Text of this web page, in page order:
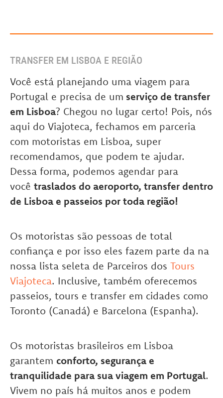
TRANSFER EM LISBOA E REGIÃO
Você está planejando uma viagem para
Portugal e precisa de um serviço de transfer
em Lisboa? Chegou no lugar certo! Pois, nós
aqui do Viajoteca, fechamos em parceria
com motoristas em Lisboa, super
recomendamos, que podem te ajudar.
Dessa forma, podemos agendar para
você traslados do aeroporto, transfer dentro
de Lisboa e passeios por toda região!
Os motoristas são pessoas de total
confiança e por isso eles fazem parte da na
nossa lista seleta de Parceiros dos Tours
Viajoteca. Inclusive, também oferecemos
passeios, tours e transfer em cidades como
Toronto (Canadá) e Barcelona (Espanha).
Os motoristas brasileiros em Lisboa
garantem conforto, segurança e
tranquilidade para sua viagem em Portugal.
Vivem no país há muitos anos e podem